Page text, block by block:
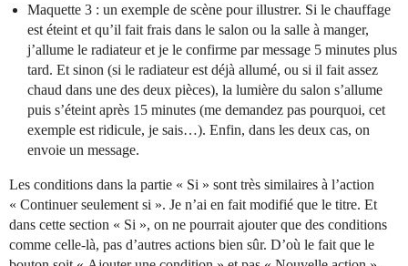
Maquette 3 : un exemple de scène pour illustrer. Si le chauffage
est éteint et qu’il fait frais dans le salon ou la salle à manger,
j’allume le radiateur et je le confirme par message 5 minutes plus
tard. Et sinon (si le radiateur est déjà allumé, ou si il fait assez
chaud dans une des deux pièces), la lumière du salon s’allume
puis s’éteint après 15 minutes (me demandez pas pourquoi, cet
exemple est ridicule, je sais…). Enfin, dans les deux cas, on
envoie un message.
Les conditions dans la partie « Si » sont très similaires à l’action
« Continuer seulement si ». Je n’ai en fait modifié que le titre. Et
dans cette section « Si », on ne pourrait ajouter que des conditions
comme celle-là, pas d’autres actions bien sûr. D’où le fait que le